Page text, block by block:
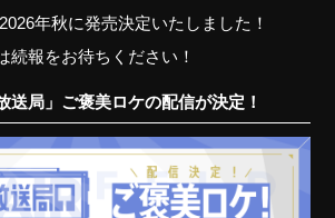
年秋に発売決定いたしました！
続報をお待ちください！
送局」ご褒美ロケの配信が決定！